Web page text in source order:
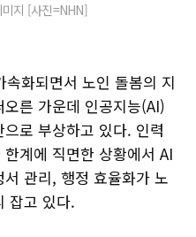
지 [사진=NHN]
화되면서 노인 돌봄의 지
른 가운데 인공지능(AI)
로 부상하고 있다. 인력
계에 직면한 상황에서 AI
관리, 행정 효율화가 노
잡고 있다.